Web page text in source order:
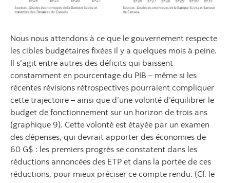
Nous nous attendons à ce que le gouvernement respecte
les cibles budgétaires fixées il y a quelques mois à peine.
Il s’agit entre autres des déficits qui baissent
constamment en pourcentage du PIB – même si les
récentes révisions rétrospectives pourraient compliquer
cette trajectoire – ainsi que d’une volonté d’équilibrer le
budget de fonctionnement sur un horizon de trois ans
(graphique 9). Cette volonté est étayée par un examen
des dépenses, qui devrait apporter des économies de
60 G$ : les premiers progrès se constatent dans les
réductions annoncées des ETP et dans la portée de ces
réductions, pour mieux préciser ce compte rendu. (Cf. le